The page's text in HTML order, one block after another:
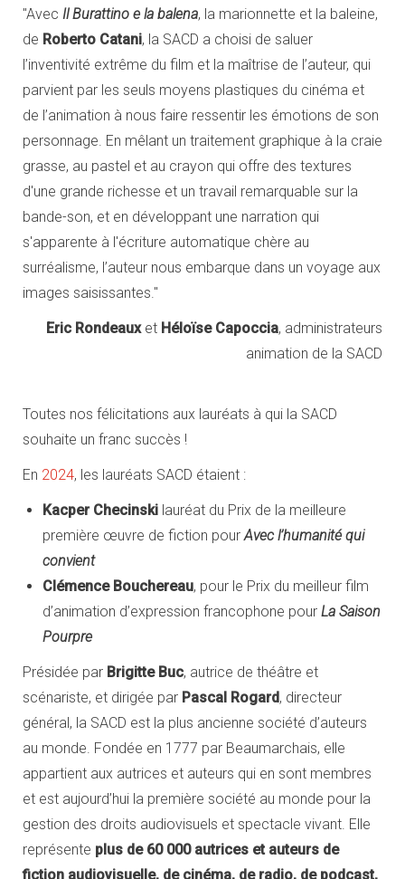
"Avec Il Burattino e la balena, la marionnette et la baleine,
de Roberto Catani, la SACD a choisi de saluer
l’inventivité extrême du film et la maîtrise de l’auteur, qui
parvient par les seuls moyens plastiques du cinéma et
de l’animation à nous faire ressentir les émotions de son
personnage. En mêlant un traitement graphique à la craie
grasse, au pastel et au crayon qui offre des textures
d'une grande richesse et un travail remarquable sur la
bande-son, et en développant une narration qui
s'apparente à l'écriture automatique chère au
surréalisme, l’auteur nous embarque dans un voyage aux
images saisissantes."
Eric Rondeauxet Héloïse Capoccia, administrateurs
animation de la SACD
Toutes nos félicitations aux lauréats à qui la SACD
souhaite un franc succès !
En 2024, les lauréats SACD étaient :
Kacper Checinski lauréat du Prix de la meilleure
première œuvre de fiction pourAvec l’humanité qui
convient
Clémence Bouchereau, pour le Prix du meilleur film
d’animation d’expression francophone pour La Saison
Pourpre
Présidée par Brigitte Buc, autrice de théâtre et
scénariste, et dirigée par Pascal Rogard, directeur
général, la SACD est la plus ancienne société d’auteurs
au monde. Fondée en 1777 par Beaumarchais, elle
appartient aux autrices et auteurs qui en sont membres
et est aujourd’hui la première société au monde pour la
gestion des droits audiovisuels et spectacle vivant. Elle
représente plus de 60 000 autrices et auteurs de
fiction audiovisuelle, de cinéma, de radio, de podcast,